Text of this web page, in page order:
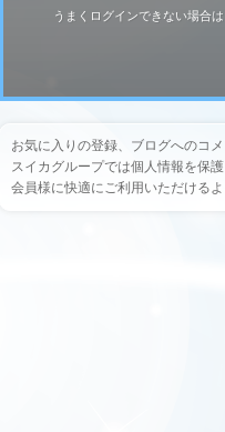
うまくログインできない場合は
お気に入りの登録、ブログへのコ
スイカグループでは個人情報を保
会員様に快適にご利用いただける